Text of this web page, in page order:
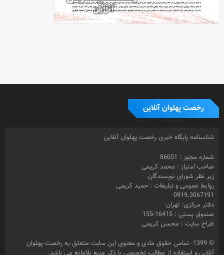
رخصت پهلوان آنلاین
شناسنامه پایگاه خبری رخصت پهلوان آنلاین
شماره مجوز : 86051
صاحب امتیاز : محمد کریمی
زیر نظر شورای نویسندگان
روابط عمومی و تبلیغات : حمید کریمی
0919.3067191
دفتر مرکزی: تهران
صندوق پستی : 16415-155
طراح سایت : محسن کریمی
© 1399- تمامی حقوق مادی و معنوی این سایت متعلق به رخصت پهلوان